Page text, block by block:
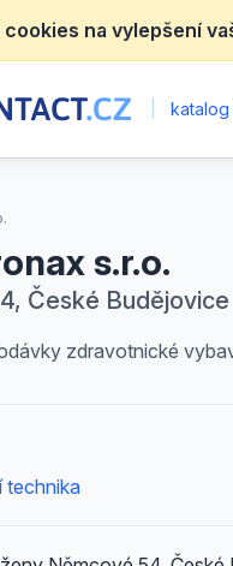
na vylepšení
katalog
s.r.o.
České Budějovice
zdravotnické
technika